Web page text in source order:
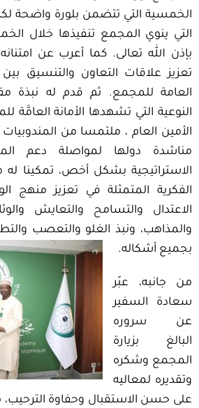
الخمسية التي تتضمن بلورة واضحة
التي ينوي المجمع تنفيذها خلال
بإذن الله تعالى. كما أعرب عن
تعزيز علاقات التعاون والتنسيق بين
العامة للمجمع. ثم قدم له نبذة
النوعية التي تشهدها الأمانة العامَّة
الأمين العام ، ملتمسا من
مناشدة دولها لمواصلة دعم
الاستراتيجية بشكل أخص، تمكينا له
الفكرية المتمثلة في تعزيز منهج
الاعتدال والتسامح والتعايش
والمذاهب، ونبذ الغلو والتعصب
بجميع أشكاله.
من جانبه، عبّر
سعادة السفير
عن سروره
البالغ بزيارة
المجمع وشكره
وتقديره لمعاليه
على حسن الاستقبال وحفاوة